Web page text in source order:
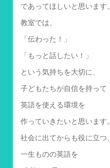
であってほしいと思います。
教室では、
「伝わった！」
「もっと話したい！」
という気持ちを大切に、
子どもたちが自信を持って
英語を使える環境を
作っていきたいと思います。
社会に出てからも役に立つ、
一生ものの英語を